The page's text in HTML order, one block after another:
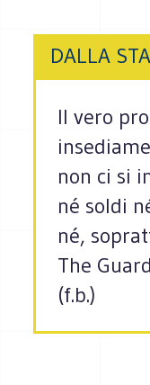
DALLA
Il vero
non ci si
né soldi
né,
The
(f.b.)